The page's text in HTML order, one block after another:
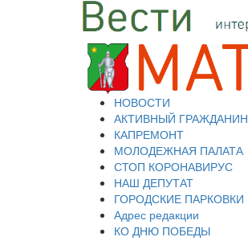
НОВОСТИ
АКТИВНЫЙ ГРАЖДАНИН
КАПРЕМОНТ
МОЛОДЕЖНАЯ ПАЛАТА
СТОП КОРОНАВИРУС
НАШ ДЕПУТАТ
ГОРОДСКИЕ ПАРКОВКИ
Адрес редакции
КО ДНЮ ПОБЕДЫ